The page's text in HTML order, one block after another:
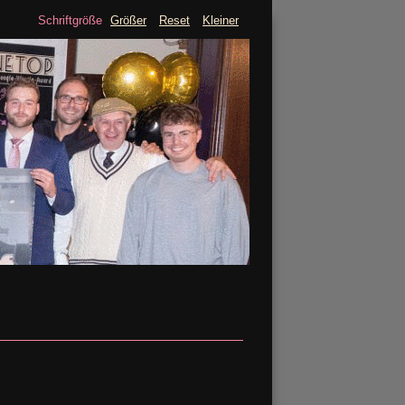
Schriftgröße Größer Reset Kleiner